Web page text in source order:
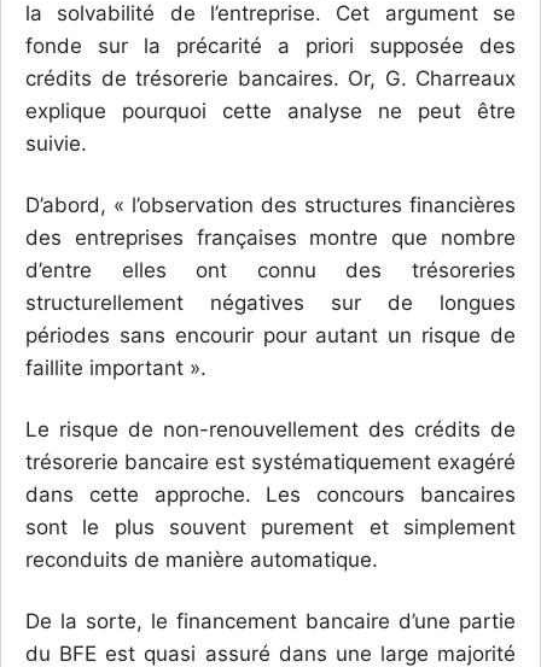
la solvabilité de l’entreprise. Cet argument se
fonde sur la précarité a priori supposée des
crédits de trésorerie bancaires. Or, G. Charreaux
explique pourquoi cette analyse ne peut être
suivie.
D’abord, « l’observation des structures financières
des entreprises françaises montre que nombre
d’entre elles ont connu des trésoreries
structurellement négatives sur de longues
périodes sans encourir pour autant un risque de
faillite important ».
Le risque de non-renouvellement des crédits de
trésorerie bancaire est systématiquement exagéré
dans cette approche. Les concours bancaires
sont le plus souvent purement et simplement
reconduits de manière automatique.
De la sorte, le financement bancaire d’une partie
du BFE est quasi assuré dans une large majorité